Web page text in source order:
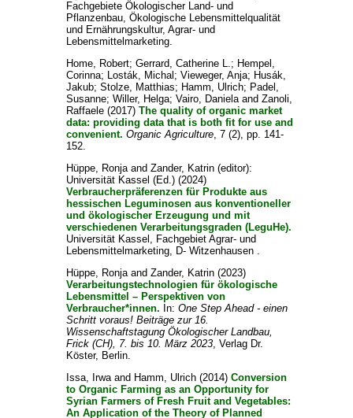
Fachgebiete Ökologischer Land- und
Pflanzenbau, Ökologische Lebensmittelqualität
und Ernährungskultur, Agrar- und
Lebensmittelmarketing.
Home, Robert; Gerrard, Catherine L.; Hempel,
Corinna; Losták, Michal ; Vieweger, Anja; Husák,
Jakub; Stolze, Matthias; Hamm, Ulrich; Padel,
Susanne; Willer, Helga; Vairo, Danielaand Zanoli,
Raffaele(2017) The quality of organic market
data: providing data that is both fit for use and
convenient. Organic Agriculture, 7 (2), pp. 141-
152.
Hüppe, Ronjaand Zander, Katrin(editor):
Universität Kassel (Ed.) (2024)
Verbraucherpräferenzen für Produkte aus
hessischen Leguminosen aus konventioneller
und ökologischer Erzeugung und mit
verschiedenen Verarbeitungsgraden (LeguHe).
Universität Kassel, Fachgebiet Agrar- und
Lebensmittelmarketing, D- Witzenhausen .
Hüppe, Ronjaand Zander, Katrin(2023)
Verarbeitungstechnologien für ökologische
Lebensmittel – Perspektiven von
Verbraucher*innen. In: One Step Ahead - einen
Schritt voraus! Beiträge zur 16.
Wissenschaftstagung Ökologischer Landbau,
Frick (CH), 7. bis 10. März 2023, Verlag Dr.
Köster, Berlin.
Issa, Irwaand Hamm, Ulrich(2014) Conversion
to Organic Farming as an Opportunity for
Syrian Farmers of Fresh Fruit and Vegetables:
An Application of the Theory of Planned